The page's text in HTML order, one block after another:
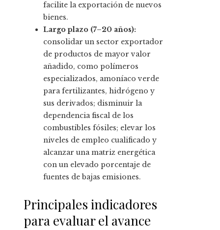
facilite la exportación de nuevos
bienes.
Largo plazo (7–20 años):
consolidar un sector exportador
de productos de mayor valor
añadido, como polímeros
especializados, amoníaco verde
para fertilizantes, hidrógeno y
sus derivados; disminuir la
dependencia fiscal de los
combustibles fósiles; elevar los
niveles de empleo cualificado y
alcanzar una matriz energética
con un elevado porcentaje de
fuentes de bajas emisiones.
Principales indicadores
para evaluar el avance